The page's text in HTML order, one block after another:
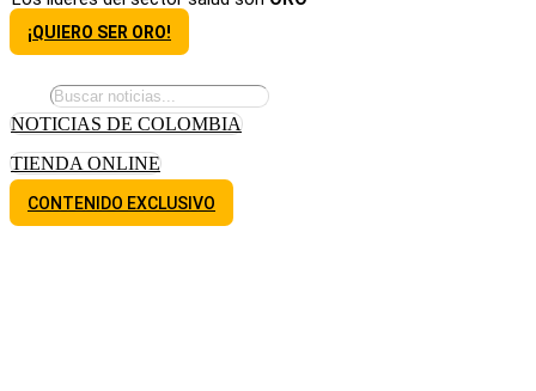
¡QUIERO SER ORO!
NOTICIAS DE COLOMBIA
TIENDA ONLINE
CONTENIDO EXCLUSIVO